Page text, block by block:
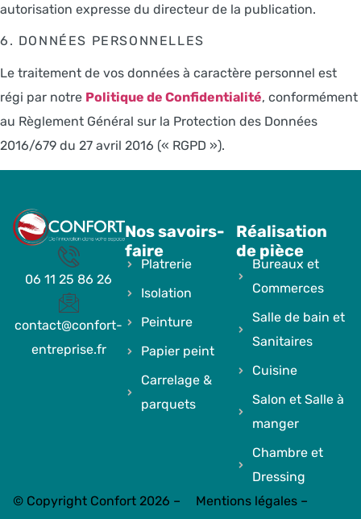
autorisation expresse du directeur de la publication.
6. DONNÉES PERSONNELLES
Le traitement de vos données à caractère personnel est
régi par notre Politique de Confidentialité, conformément
au Règlement Général sur la Protection des Données
2016/679 du 27 avril 2016 (« RGPD »).
06 11 25 86 26
contact@confort-
entreprise.fr
Nos savoirs-
faire
Platrerie
Isolation
Peinture
Papier peint
Carrelage &
parquets
Réalisation
de pièce
Bureaux et
Commerces
Salle de bain et
Sanitaires
Cuisine
Salon et Salle à
manger
Chambre et
Dressing
© Copyright Confort 2026 –
Mentions légales –